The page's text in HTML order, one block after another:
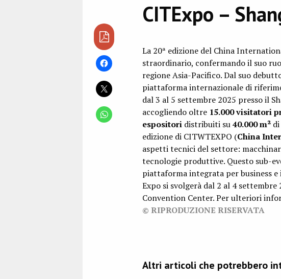
CITExpo –
La 20ª edizione del China
straordinario, confermando il suo
regione Asia-Pacifico. Dal suo
piattaforma internazionale di
dal 3 al 5 settembre 2025 presso il
accogliendo oltre 15.000 visitatori
espositoridistribuiti su40.000 m²di
edizione di CITWTEXPO (China
aspetti tecnici del settore:
tecnologie produttive. Questo sub-
piattaforma integrata per business
Expo si svolgerà dal 2 al 4
Convention Center. Per ulteriori
© RIPRODUZIONE RISERVATA